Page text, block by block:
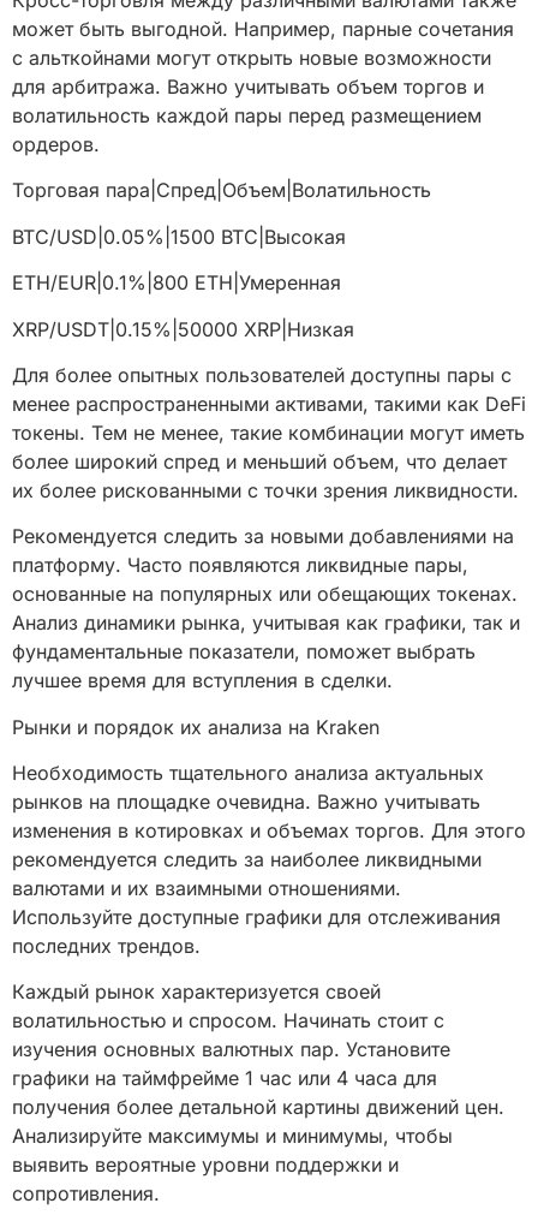
может быть выгодной. Например, парные сочетания
с альткойнами могут открыть новые возможности
для арбитража. Важно учитывать объем торгов и
волатильность каждой пары перед размещением
ордеров.
Торговая пара|Спред|Объем|Волатильность
BTC/USD|0.05%|1500 BTC|Высокая
ETH/EUR|0.1%|800 ETH|Умеренная
XRP/USDT|0.15%|50000 XRP|Низкая
Для более опытных пользователей доступны пары с
менее распространенными активами, такими как DeFi
токены. Тем не менее, такие комбинации могут иметь
более широкий спред и меньший объем, что делает
их более рискованными с точки зрения ликвидности.
Рекомендуется следить за новыми добавлениями на
платформу. Часто появляются ликвидные пары,
основанные на популярных или обещающих токенах.
Анализ динамики рынка, учитывая как графики, так и
фундаментальные показатели, поможет выбрать
лучшее время для вступления в сделки.
Рынки и порядок их анализа на Kraken
Необходимость тщательного анализа актуальных
рынков на площадке очевидна. Важно учитывать
изменения в котировках и объемах торгов. Для этого
рекомендуется следить за наиболее ликвидными
валютами и их взаимными отношениями.
Используйте доступные графики для отслеживания
последних трендов.
Каждый рынок характеризуется своей
волатильностью и спросом. Начинать стоит с
изучения основных валютных пар. Установите
графики на таймфрейме 1 час или 4 часа для
получения более детальной картины движений цен.
Анализируйте максимумы и минимумы, чтобы
выявить вероятные уровни поддержки и
сопротивления.